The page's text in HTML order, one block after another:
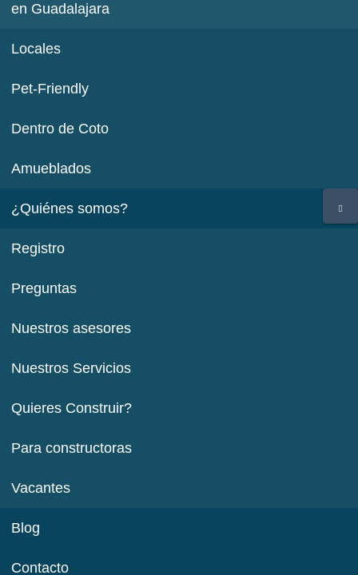
en Guadalajara
Locales
Pet-Friendly
Dentro de Coto
Amueblados
¿Quiénes somos?
Registro
Preguntas
Nuestros asesores
Nuestros Servicios
Quieres Construir?
Para constructoras
Vacantes
Blog
Contacto